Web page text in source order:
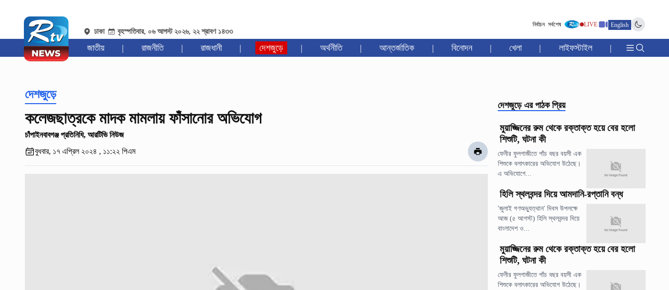
ঢাকা বৃহস্পতিবার, ০৬ আগস্ট ২০২৬, ২২ শ্রাবণ ১৪৩৩
নির্বাচন সর্বশেষ LIVE English
জাতীয় | রাজনীতি | রাজধানী | দেশজুড়ে | অর্থনীতি | আন্তর্জাতিক | বিনোদন | খেলা | লাইফস্টাইল |
দেশজুড়ে
কলেজছাত্রকে মাদক মামলায় ফাঁসানোর অভিযোগ
চাঁপাইনবাবগঞ্জ প্রতিনিধি, আরটিভি নিউজ
বুধবার, ১৭ এপ্রিল ২০২৪ , ১১:২২ পিএম
দেশজুড়ে এর পাঠক প্রিয়
মুয়াজ্জিনের রুম থেকে রক্তাক্ত হয়ে বের হলো
শিশুটি, ঘটনা কী
ফেনীর ফুলগাজীতে পাঁচ বছর বয়সী এক
শিশুকে বলাৎকারের অভিযোগ উঠেছে।
এ অভিযোগে...
হিলি স্থলবন্দর দিয়ে আমদানি-রপ্তানি বন্ধ
'জুলাই গণঅভ্যুত্থান' দিবস উপলক্ষে
আজ (৫ আগস্ট) হিলি স্থলবন্দর দিয়ে
বাংলাদেশ ও...
মুয়াজ্জিনের রুম থেকে রক্তাক্ত হয়ে বের হলো
শিশুটি, ঘটনা কী
ফেনীর ফুলগাজীতে পাঁচ বছর বয়সী এক
শিশুকে বলাৎকারের অভিযোগ উঠেছে।